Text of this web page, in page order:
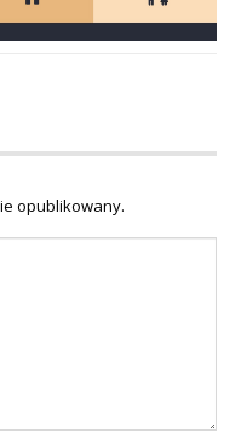
opublikowany.